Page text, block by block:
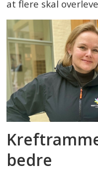
at flere skal
bedre